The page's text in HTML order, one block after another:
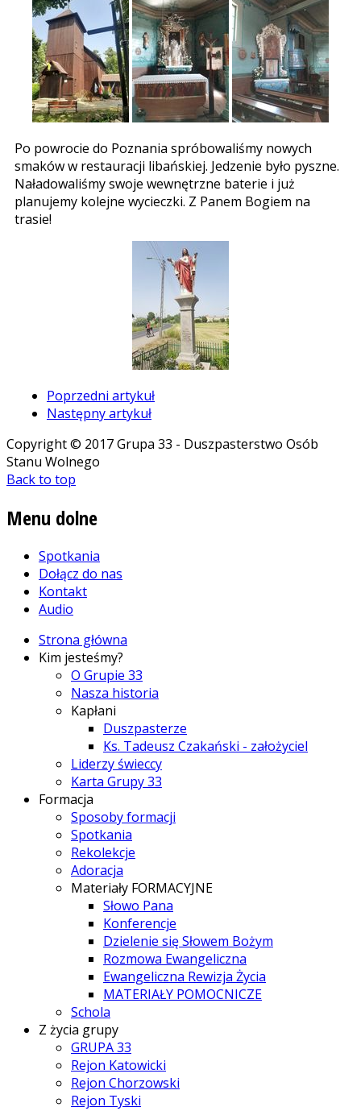
Po powrocie do Poznania spróbowaliśmy nowych
smaków w restauracji libańskiej. Jedzenie było pyszne.
Naładowaliśmy swoje wewnętrzne baterie i już
planujemy kolejne wycieczki. Z Panem Bogiem na
trasie!
Poprzedni artykuł
Następny artykuł
Copyright © 2017 Grupa 33 - Duszpasterstwo Osób
Stanu Wolnego
Back to top
Menu dolne
Spotkania
Dołącz do nas
Kontakt
Audio
Strona główna
Kim jesteśmy?
O Grupie 33
Nasza historia
Kapłani
Duszpasterze
Ks. Tadeusz Czakański - założyciel
Liderzy świeccy
Karta Grupy 33
Formacja
Sposoby formacji
Spotkania
Rekolekcje
Adoracja
Materiały FORMACYJNE
Słowo Pana
Konferencje
Dzielenie się Słowem Bożym
Rozmowa Ewangeliczna
Ewangeliczna Rewizja Życia
MATERIAŁY POMOCNICZE
Schola
Z życia grupy
GRUPA 33
Rejon Katowicki
Rejon Chorzowski
Rejon Tyski